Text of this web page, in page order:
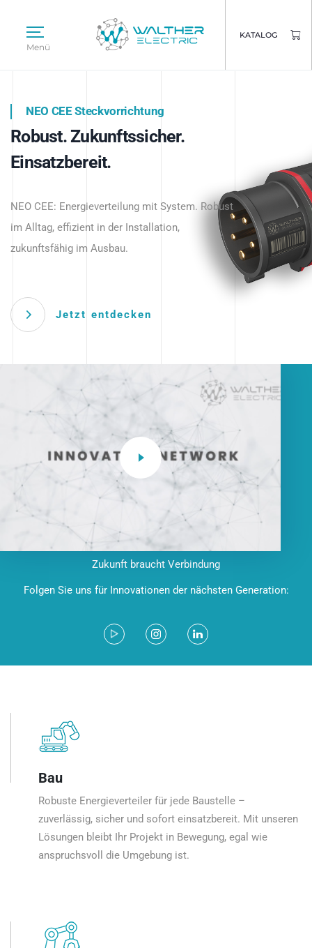
Menü
KATALOG
Intelligente Stromverteilung
beginnt hier.
NEO CEE Steckvorrichtung
Robust. Zukunftssicher.
Einsatzbereit.
NEO CEE: Energieverteilung mit System. Robust
im Alltag, effizient in der Installation,
zukunftsfähig im Ausbau.
Jetzt entdecken
Intelligenz trifft Energie.
Anwendungen – robust, IP-geschützt und
zukunftsfähig.
Zukunft braucht Verbindung
Folgen Sie uns für Innovationen der nächsten Generation:
Bau
Robuste Energieverteiler für jede Baustelle –
zuverlässig, sicher und sofort einsatzbereit. Mit unseren
Lösungen bleibt Ihr Projekt in Bewegung, egal wie
anspruchsvoll die Umgebung ist.